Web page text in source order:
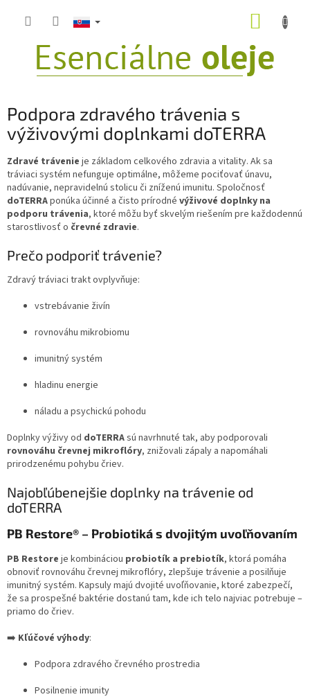
Podpora zdravého trávenia s
výživovými doplnkami doTERRA
Zdravé trávenie je základom celkového zdravia a vitality. Ak sa
tráviaci systém nefunguje optimálne, môžeme pociťovať únavu,
nadúvanie, nepravidelnú stolicu či zníženú imunitu. Spoločnosť
doTERRAponúka účinné a čisto prírodné výživové doplnky na
podporu trávenia, ktoré môžu byť skvelým riešením pre každodennú
starostlivosť o črevné zdravie.
Prečo podporiť trávenie?
Zdravý tráviaci trakt ovplyvňuje:
vstrebávanie živín
rovnováhu mikrobiomu
imunitný systém
hladinu energie
náladu a psychickú pohodu
Doplnky výživy od doTERRAsú navrhnuté tak, aby podporovali
rovnováhu črevnej mikroflóry, znižovali zápaly a napomáhali
prirodzenému pohybu čriev.
Najobľúbenejšie doplnky na trávenie od
doTERRA
PB Restore® – Probiotiká s dvojitým uvoľňovaním
PB Restore je kombináciou probiotík a prebiotík, ktorá pomáha
obnoviť rovnováhu črevnej mikroflóry, zlepšuje trávenie a posilňuje
imunitný systém. Kapsuly majú dvojité uvoľňovanie, ktoré zabezpečí,
že sa prospešné baktérie dostanú tam, kde ich telo najviac potrebuje –
priamo do čriev.
➡️ Kľúčové výhody:
Podpora zdravého črevného prostredia
Posilnenie imunity